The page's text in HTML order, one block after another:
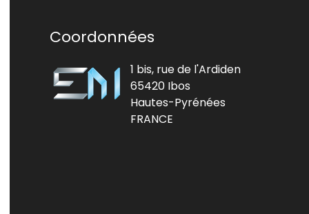
Coordonnées
1 bis, rue de l'Ardiden
65420 Ibos
Hautes-Pyrénées
FRANCE